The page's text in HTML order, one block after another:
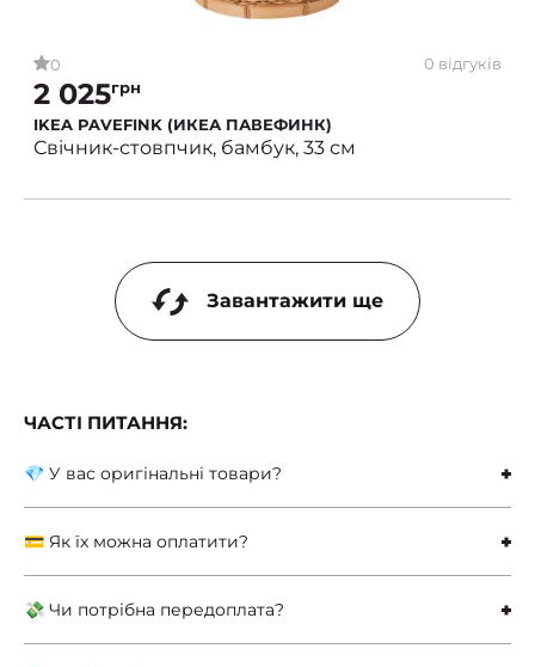
0 0 відгуків
2 025грн
IKEA PAVEFINK (ИКЕА ПАВЕФИНК)
Свічник-стовпчик, бамбук, 33 см
Завантажити ще
ЧАСТІ ПИТАННЯ:
💎 У вас оригінальні товари?
💳 Як їх можна оплатити?
💸 Чи потрібна передоплата?